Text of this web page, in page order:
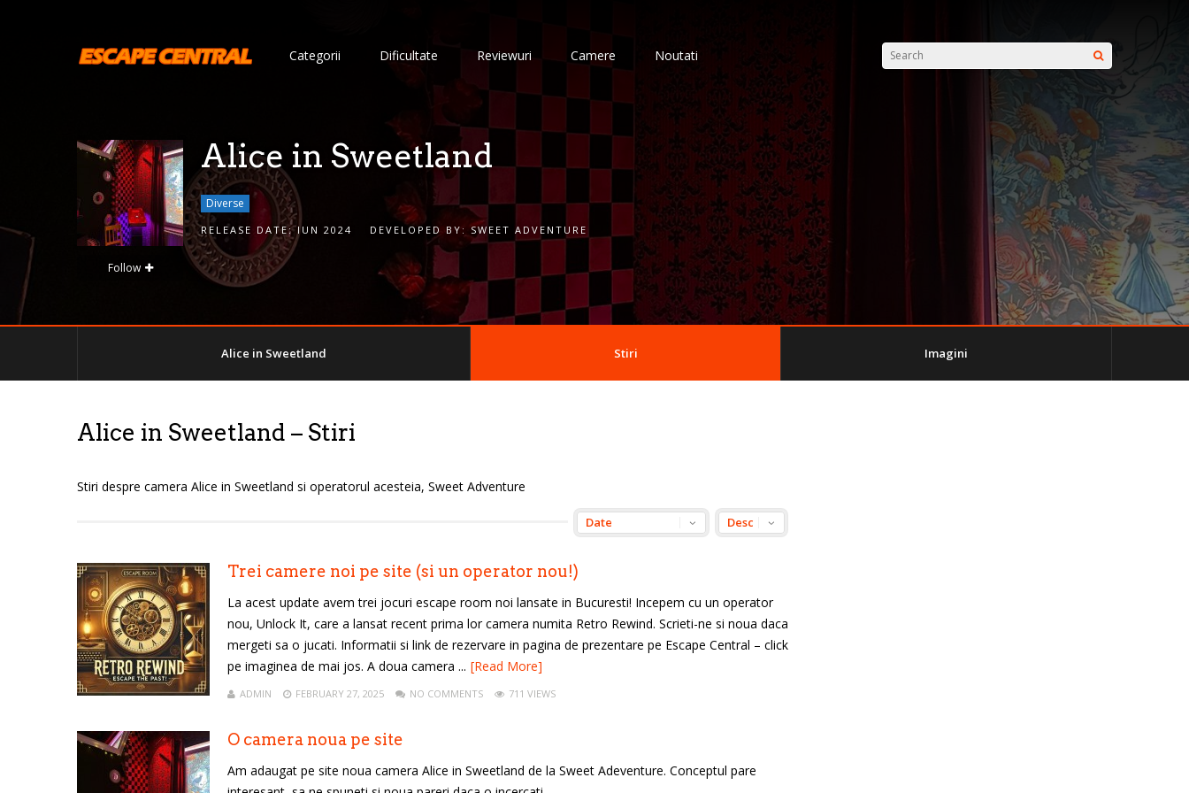
Categorii Dificultate Reviewuri Camere Noutati
Follow
Alice in Sweetland
Diverse
RELEASE DATE:IUN 2024 DEVELOPED BY:SWEET ADVENTURE
Alice in Sweetland Stiri Imagini
Alice in Sweetland – Stiri
Stiri despre camera Alice in Sweetland si operatorul acesteia, Sweet Adventure
Trei camere noi pe site (si un operator nou!)
La acest update avem trei jocuri escape room noi lansate in Bucuresti! Incepem cu un operator
nou, Unlock It, care a lansat recent prima lor camera numita Retro Rewind. Scrieti-ne si noua daca
mergeti sa o jucati. Informatii si link de rezervare in pagina de prezentare pe Escape Central – click
pe imaginea de mai jos. A doua camera ... [Read More]
ADMIN FEBRUARY 27, 2025 NO COMMENTS 711 VIEWS
O camera noua pe site
Am adaugat pe site noua camera Alice in Sweetland de la Sweet Adeventure. Conceptul pare